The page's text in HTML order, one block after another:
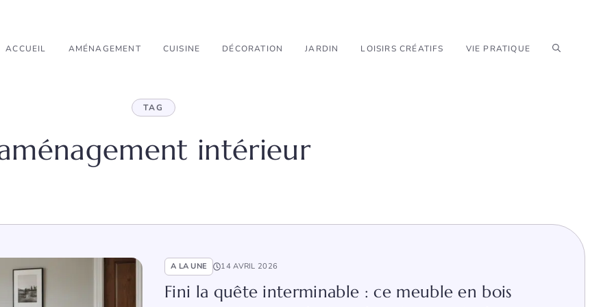
ACCUEIL AMÉNAGEMENT CUISINE DÉCORATION JARDIN LOISIRS CRÉATIFS VIE PRATIQUE
TAG
intérieur
A LA UNE 14 AVRIL 2026
Fini la quête interminable : ce meuble en bois